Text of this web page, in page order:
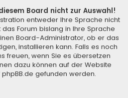
Board nicht zur Auswahl!
entweder Ihre Sprache nicht
Forum bislang in Ihre Sprache
Board-Administrator, ob er das
installieren kann. Falls es noch
freuen, wenn Sie es übersetzen
dazu können auf der Website
phpBB.de gefunden werden.